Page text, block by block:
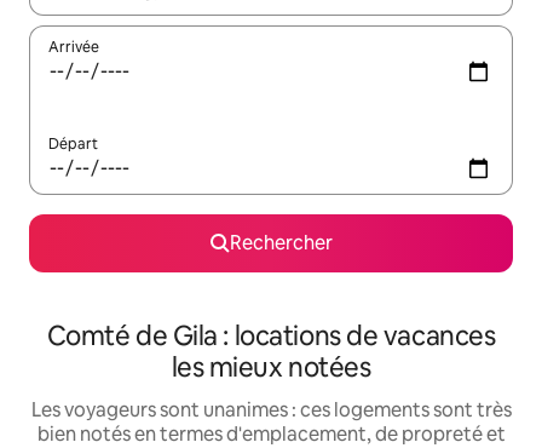
Arrivée
Départ
Rechercher
Comté de Gila : locations de vacances
les mieux notées
Les voyageurs sont unanimes : ces logements sont très
bien notés en termes d'emplacement, de propreté et